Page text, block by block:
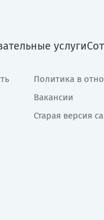
услуги
Политика в
Вакансии
Старая версия